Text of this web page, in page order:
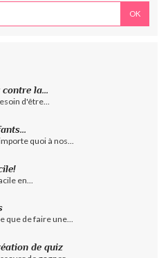
la...
d'être...
quoi à nos...
en...
que de faire une...
de quiz